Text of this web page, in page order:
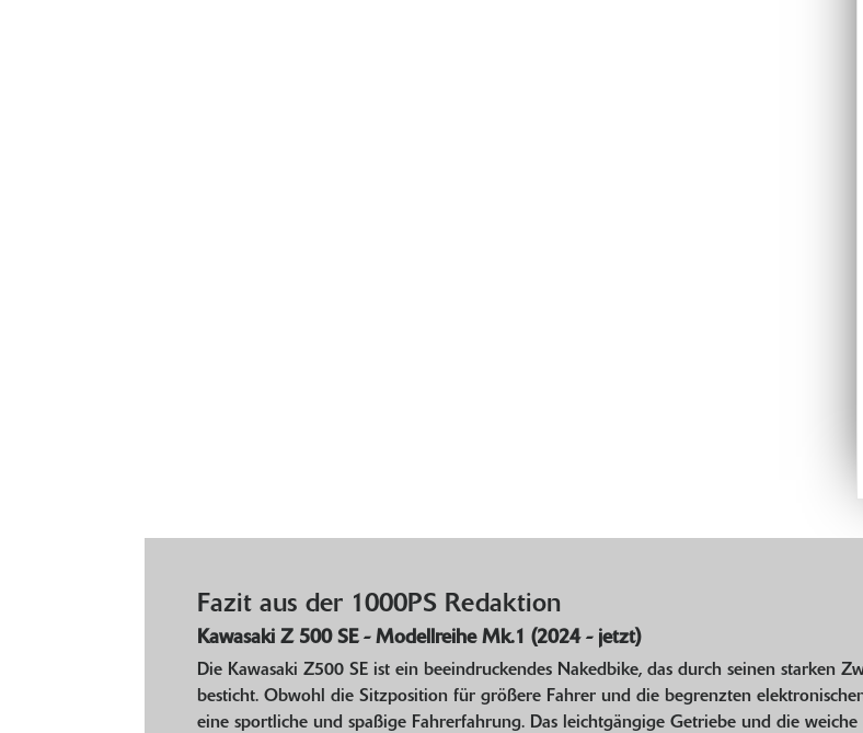
Fazit aus der 1000PS Redaktion
Kawasaki Z 500 SE - Modellreihe Mk.1 (2024 - jetzt)
Die Kawasaki Z500 SE ist ein beeindruckendes Nakedbike, das durch seinen starken
besticht. Obwohl die Sitzposition für größere Fahrer und die begrenzten
eine sportliche und spaßige Fahrerfahrung. Das leichtgängige Getriebe und die